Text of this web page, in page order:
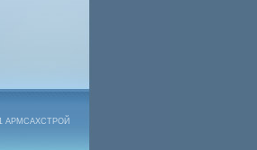
АРМСАХСТРОЙ